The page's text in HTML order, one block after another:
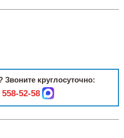
круглосуточно:
52-58